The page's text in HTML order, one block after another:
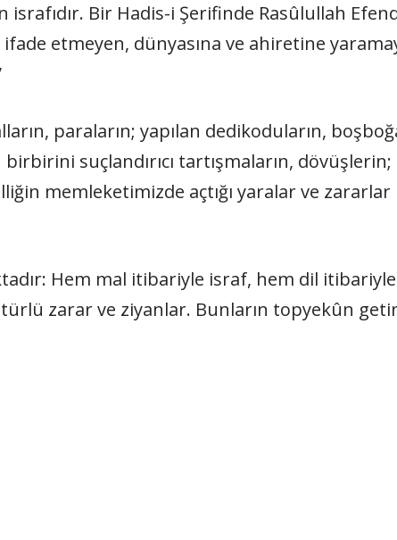
Bir Hadis-i Şerifinde Rasûlullah
etmeyen, dünyasına ve ahiretine
paraların; yapılan dedikoduların,
suçlandırıcı tartışmaların,
memleketimizde açtığı yaralar ve
Hem mal itibariyle israf, hem dil
zarar ve ziyanlar. Bunların topyekûn